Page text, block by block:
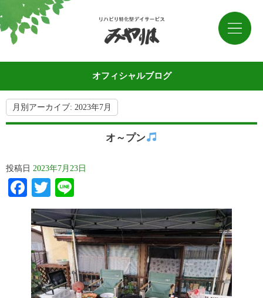
オフィシャルブログ
月別アーカイブ: 2023年7月
オ～プン
投稿日 2023年7月23日
Facebook
Twitter